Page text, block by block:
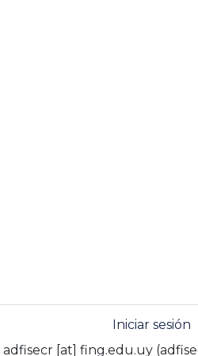
Iniciar sesión
adfisecr [at] fing.edu.uy